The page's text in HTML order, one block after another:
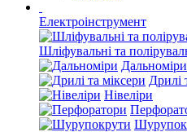
Електроінструмент
Шліфувальні та
Дальноміри
Дрилі
Нівеліри